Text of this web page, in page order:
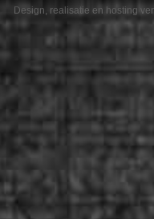
Design, realisatie en hosting